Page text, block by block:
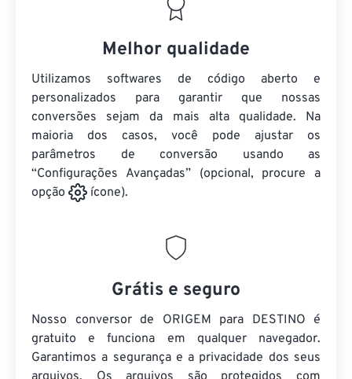
Melhor qualidade
Utilizamos softwares de código aberto e
personalizados para garantir que nossas
conversões sejam da mais alta qualidade. Na
maioria dos casos, você pode ajustar os
parâmetros de conversão usando as
“Configurações Avançadas” (opcional, procure a
opção
ícone).
Grátis e seguro
Nosso conversor de ORIGEM para DESTINO é
gratuito e funciona em qualquer navegador.
Garantimos a segurança e a privacidade dos seus